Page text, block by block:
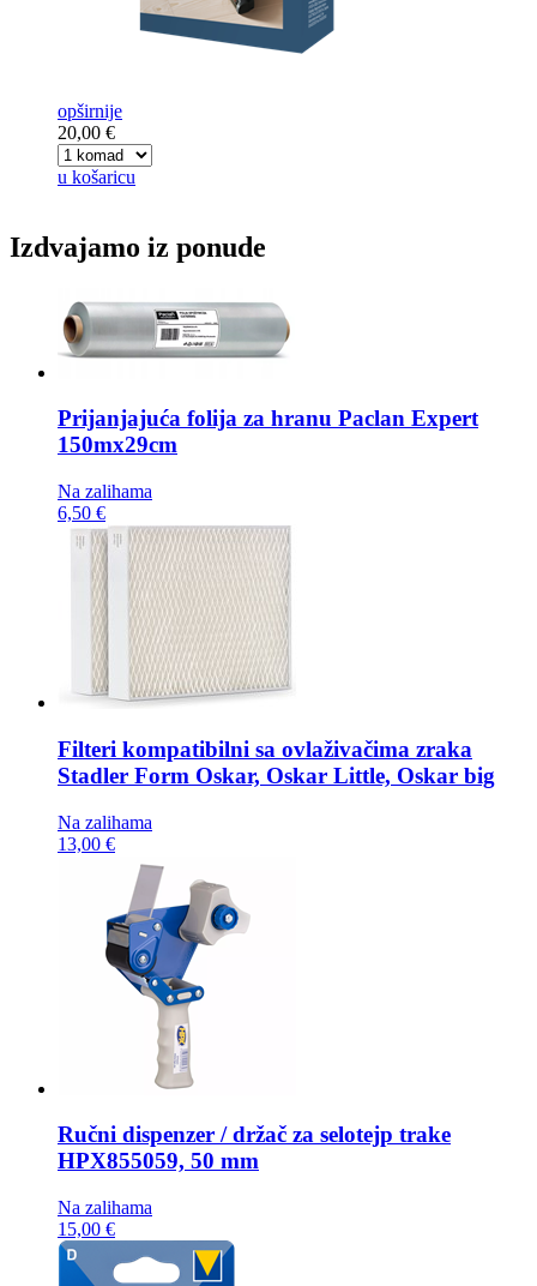
opširnije
20,00 €
u košaricu
Izdvajamo iz ponude
Prijanjajuća folija za hranu Paclan Expert
150mx29cm
Na zalihama
6,50 €
Filteri kompatibilni sa ovlaživačima zraka
Stadler Form Oskar, Oskar Little, Oskar big
Na zalihama
13,00 €
Ručni dispenzer / držač za selotejp trake
HPX855059, 50 mm
Na zalihama
15,00 €